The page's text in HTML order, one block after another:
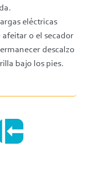
eléctricas
afeitar o el secador
descalzo
bajo los pies.